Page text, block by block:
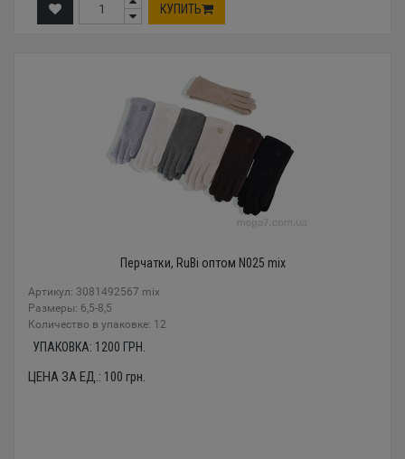
КУПИТЬ
Перчатки, RuBi оптом N025 mix
Артикул: 3081492567 mix
Размеры: 6,5-8,5
Количество в упаковке: 12
УПАКОВКА: 1200 ГРН.
ЦЕНА ЗА ЕД.: 100 грн.